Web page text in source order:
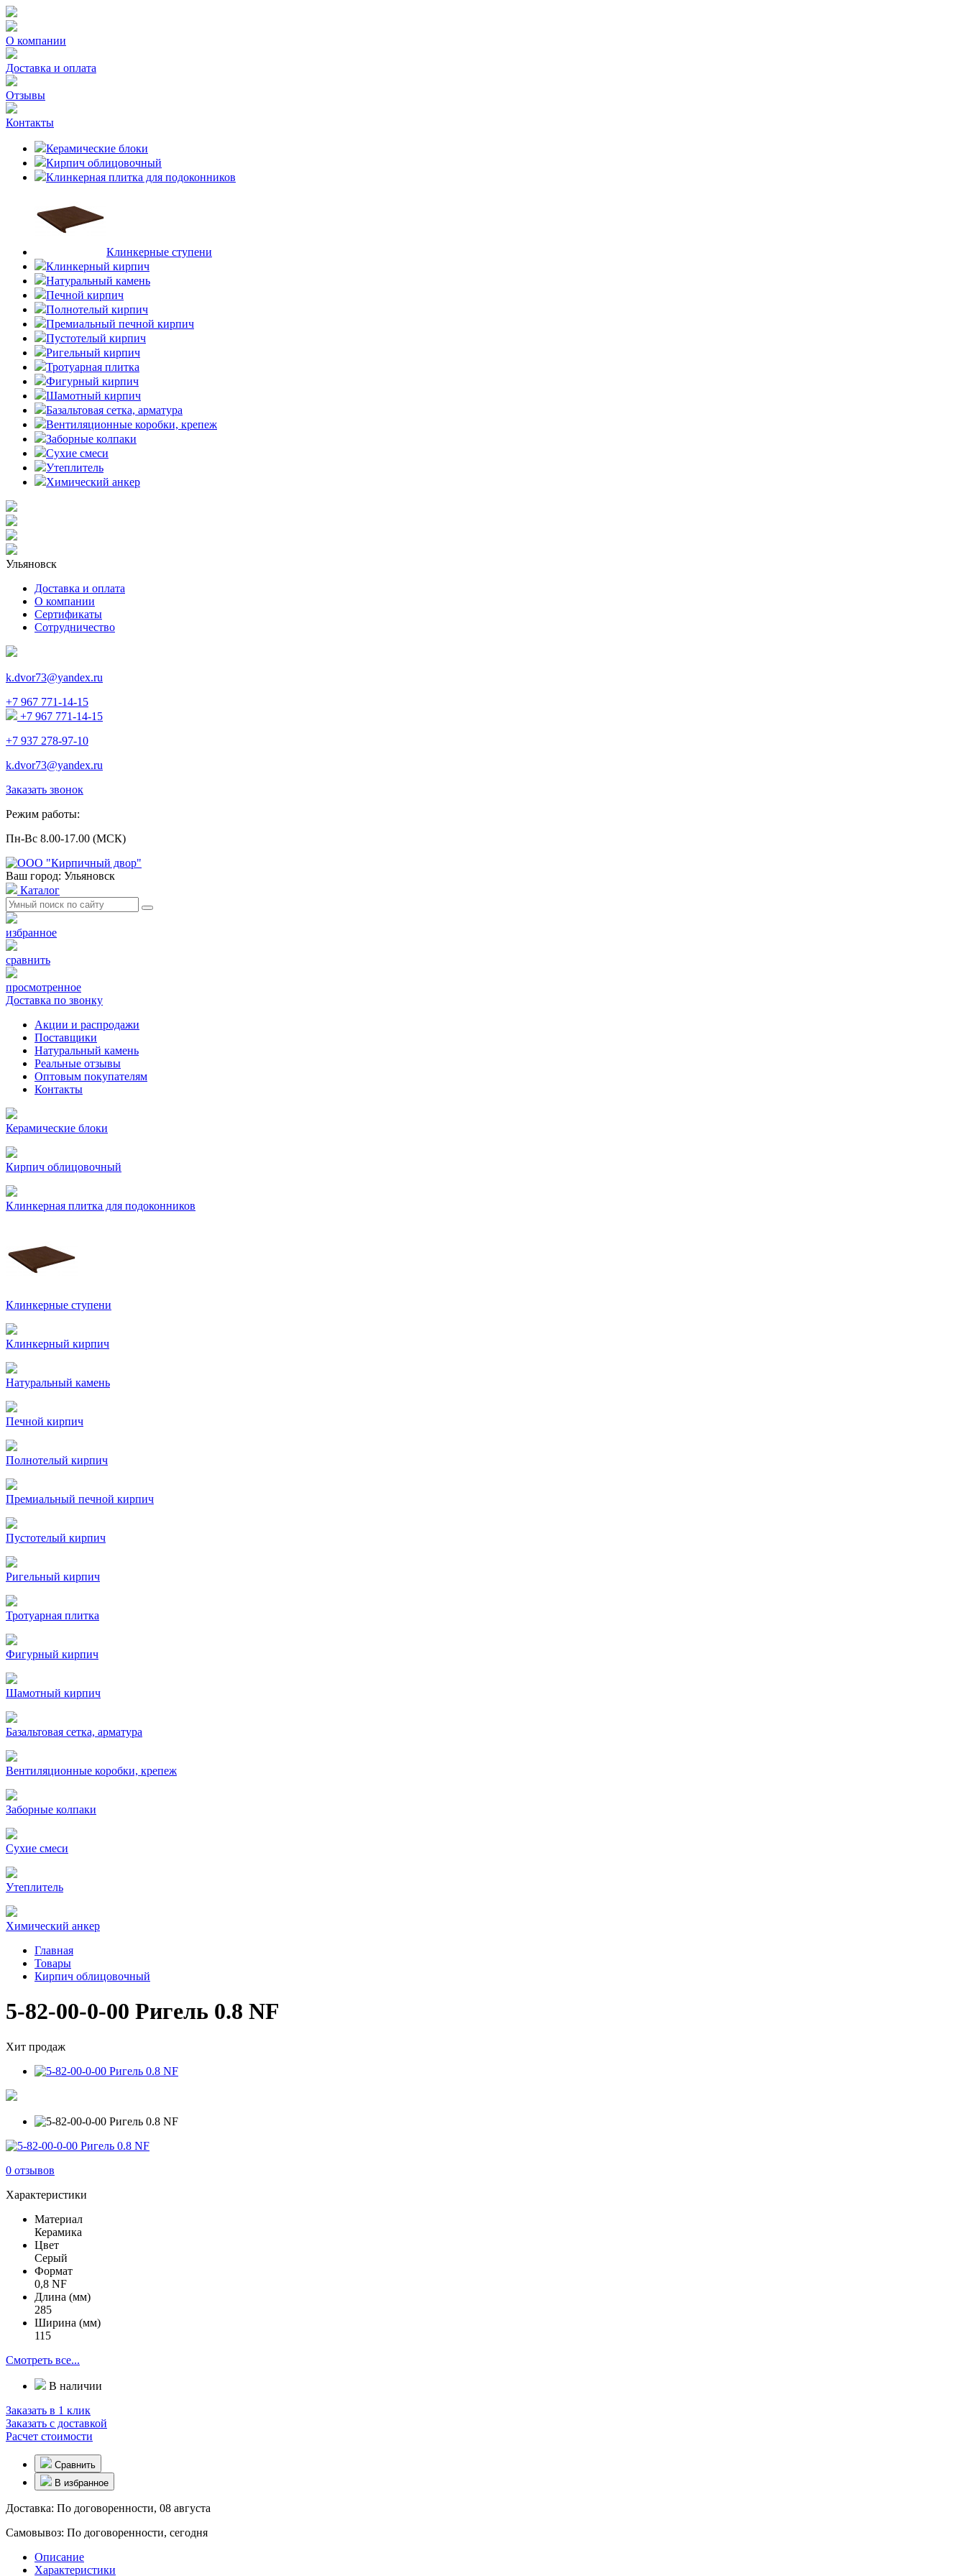
О компании
Доставка и оплата
Отзывы
Контакты
Керамические блоки
Кирпич облицовочный
Клинкерная плитка для подоконников
Клинкерные ступени
Клинкерный кирпич
Натуральный камень
Печной кирпич
Полнотелый кирпич
Премиальный печной кирпич
Пустотелый кирпич
Ригельный кирпич
Тротуарная плитка
Фигурный кирпич
Шамотный кирпич
Базальтовая сетка, арматура
Вентиляционные коробки, крепеж
Заборные колпаки
Сухие смеси
Утеплитель
Химический анкер
Ульяновск
Доставка и оплата
О компании
Сертификаты
Сотрудничество
k.dvor73@yandex.ru
+7 967 771-14-15
+7 967 771-14-15
+7 937 278-97-10
k.dvor73@yandex.ru
Заказать звонок
Режим работы:
Пн-Вс 8.00-17.00 (МСК)
Ваш город: Ульяновск
Каталог
избранное
сравнить
просмотренное
Доставка по звонку
Акции и распродажи
Поставщики
Натуральный камень
Реальные отзывы
Оптовым покупателям
Контакты
Керамические блоки
Кирпич облицовочный
Клинкерная плитка для подоконников
Клинкерные ступени
Клинкерный кирпич
Натуральный камень
Печной кирпич
Полнотелый кирпич
Премиальный печной кирпич
Пустотелый кирпич
Ригельный кирпич
Тротуарная плитка
Фигурный кирпич
Шамотный кирпич
Базальтовая сетка, арматура
Вентиляционные коробки, крепеж
Заборные колпаки
Сухие смеси
Утеплитель
Химический анкер
Главная
Товары
Кирпич облицовочный
5-82-00-0-00 Ригель 0.8 NF
Хит продаж
0 отзывов
Характеристики
Материал
Керамика
Цвет
Серый
Формат
0,8 NF
Длина (мм)
285
Ширина (мм)
115
Смотреть все...
В наличии
Заказать в 1 клик
Заказать с доставкой
Расчет стоимости
Сравнить
В избранное
Доставка: По договоренности, 08 августа
Самовывоз: По договоренности, сегодня
Описание
Характеристики